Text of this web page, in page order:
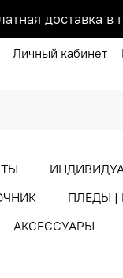
доставка
Личный кабинет
ПЛЕДЫ |
АКСЕССУАРЫ